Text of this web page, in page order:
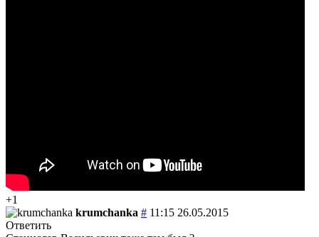
+1
krumchanka # 11:15 26.05.2015
Ответить